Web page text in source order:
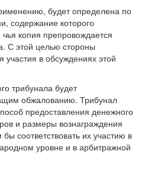
будет определена по
содержание которого
чья копия препровождается
С этой целью стороны
участия в обсуждениях этой
трибунала будет
обжалованию. Трибунал
предоставления денежного
и размеры вознаграждения
соответствовать их участию в
уровне и в арбитражной